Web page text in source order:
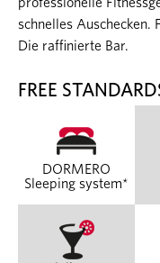
schnelles
Die raffinierte Bar.
FREE
DORMERO
Sleeping system*